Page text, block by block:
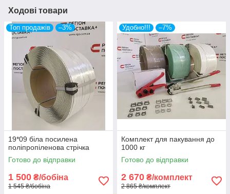
Ходові товари
Топ продажів –3%
19*09 біла посилена
поліпропіленова стрічка
Готово до відправки
1 500 ₴/бобіна
1 545 ₴/бобіна
Удобно!!! –7%
Комплект для пакування до
1000 кг
Готово до відправки
2 670 ₴/комплект
2 865 ₴/комплект